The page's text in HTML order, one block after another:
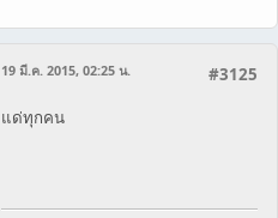
#3125
19 มี.ค. 2015, 02:25 น.
แด่ทุกคน